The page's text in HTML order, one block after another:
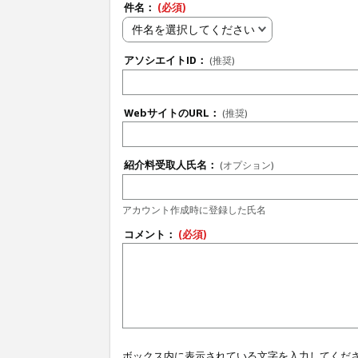
件名： (必須)
件名を選択してください
アソシエイトID： (推奨)
WebサイトのURL： (推奨)
紹介料受取人氏名： (オプション)
アカウント作成時に登録した氏名
コメント： (必須)